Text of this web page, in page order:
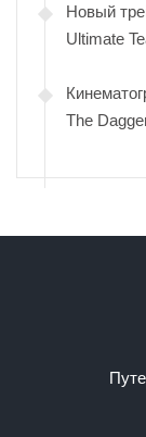
Новый
Ultimate
The